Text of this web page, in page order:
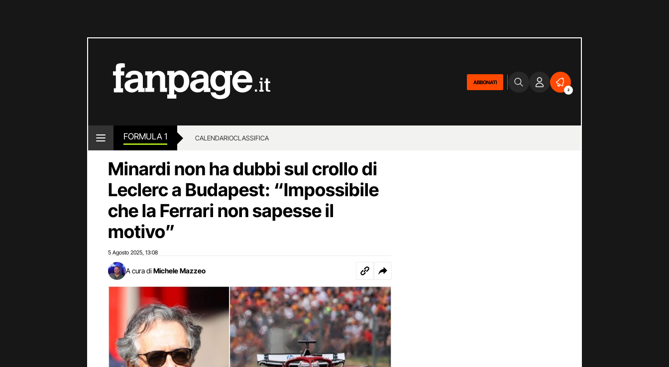
ABBONATI
2
FORMULA 1 CALENDARIOCLASSIFICA
Minardi non ha dubbi sul crollo di
Leclerc a Budapest: “Impossibile
che la Ferrari non sapesse il
motivo”
5 Agosto 2025 13:08
A cura di Michele Mazzeo